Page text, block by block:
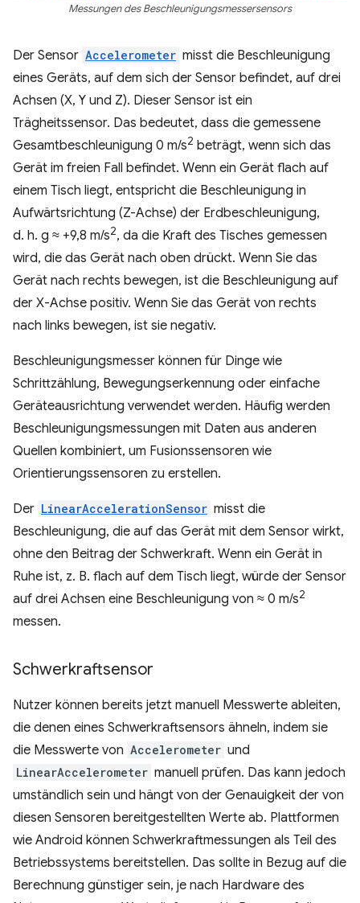
Messungen des Beschleunigungsmessersensors
Der Sensor Accelerometer misst die Beschleunigung
eines Geräts, auf dem sich der Sensor befindet, auf drei
Achsen (X, Y und Z). Dieser Sensor ist ein
Trägheitssensor. Das bedeutet, dass die gemessene
Gesamtbeschleunigung 0 m/s2 beträgt, wenn sich das
Gerät im freien Fall befindet. Wenn ein Gerät flach auf
einem Tisch liegt, entspricht die Beschleunigung in
Aufwärtsrichtung (Z-Achse) der Erdbeschleunigung,
d. h. g ≈ +9,8 m/s2, da die Kraft des Tisches gemessen
wird, die das Gerät nach oben drückt. Wenn Sie das
Gerät nach rechts bewegen, ist die Beschleunigung auf
der X-Achse positiv. Wenn Sie das Gerät von rechts
nach links bewegen, ist sie negativ.
Beschleunigungsmesser können für Dinge wie
Schrittzählung, Bewegungserkennung oder einfache
Geräteausrichtung verwendet werden. Häufig werden
Beschleunigungsmessungen mit Daten aus anderen
Quellen kombiniert, um Fusionssensoren wie
Orientierungssensoren zu erstellen.
Der LinearAccelerationSensor misst die
Beschleunigung, die auf das Gerät mit dem Sensor wirkt,
ohne den Beitrag der Schwerkraft. Wenn ein Gerät in
Ruhe ist, z. B. flach auf dem Tisch liegt, würde der Sensor
auf drei Achsen eine Beschleunigung von ≈ 0 m/s2
messen.
Schwerkraftsensor
Nutzer können bereits jetzt manuell Messwerte ableiten,
die denen eines Schwerkraftsensors ähneln, indem sie
die Messwerte von Accelerometer und
LinearAccelerometer manuell prüfen. Das kann jedoch
umständlich sein und hängt von der Genauigkeit der von
diesen Sensoren bereitgestellten Werte ab. Plattformen
wie Android können Schwerkraftmessungen als Teil des
Betriebssystems bereitstellen. Das sollte in Bezug auf die
Berechnung günstiger sein, je nach Hardware des